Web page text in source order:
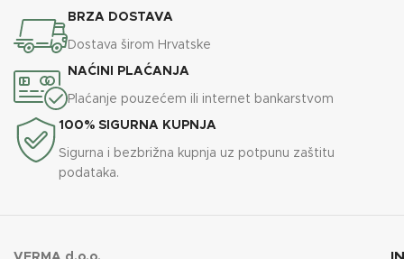
BRZA DOSTAVA
Dostava širom Hrvatske
NAĆINI PLAĆANJA
Plaćanje pouzećem ili internet bankarstvom
100% SIGURNA KUPNJA
Sigurna i bezbrižna kupnja uz potpunu zaštitu
podataka.